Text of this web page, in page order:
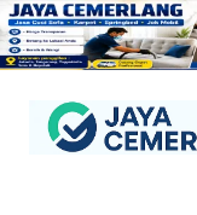
Skip
content